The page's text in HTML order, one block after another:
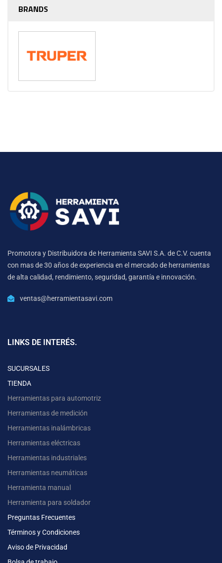
BRANDS
Promotora y Distribuidora de Herramienta SAVI S.A. de C.V. cuenta
con mas de 30 años de experiencia en el mercado de herramientas
de alta calidad, rendimiento, seguridad, garantía e innovación.
ventas@herramientasavi.com
LINKS DE INTERÉS.
SUCURSALES
TIENDA
Herramientas para automotriz
Herramientas de medición
Herramientas inalámbricas
Herramientas eléctricas
Herramientas industriales
Herramientas neumáticas
Herramienta manual
Herramienta para soldador
Preguntas Frecuentes
Términos y Condiciones
Aviso de Privacidad